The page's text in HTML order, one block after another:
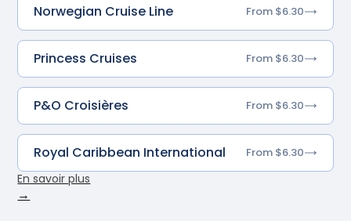
Norwegian Cruise Line From $6.30
Princess Cruises From $6.30
P&O Croisières From $6.30
Royal Caribbean International From $6.30
En savoir plus
→